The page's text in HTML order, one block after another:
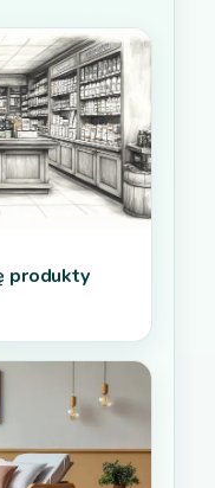
produkty